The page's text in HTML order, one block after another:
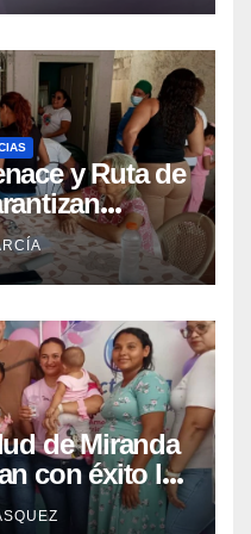
y Ruta de
en
de Miranda
con éxito la
la Lactancia